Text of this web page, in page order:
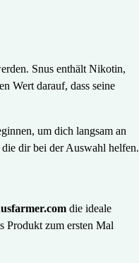
Snus enthält Nikotin,
Wert darauf, dass seine
um dich langsam an
dir bei der Auswahl helfen.
die ideale
Produkt zum ersten Mal